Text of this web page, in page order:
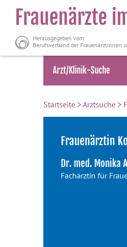
Frauenärzte
Herausgegeben vom
Berufsverband der Frauenärztinnen
Arzt/Klinik-Suche
Startseite >Arztsuche >
Frauenärztin
Dr. med. Monika
Fachärztin für